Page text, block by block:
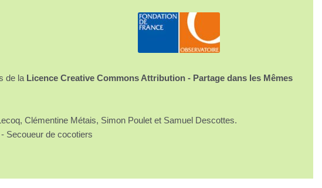
de la Licence Creative Commons Attribution - Partage dans les Mêmes
Clémentine Métais, Simon Poulet et Samuel Descottes.
Secoueur de cocotiers